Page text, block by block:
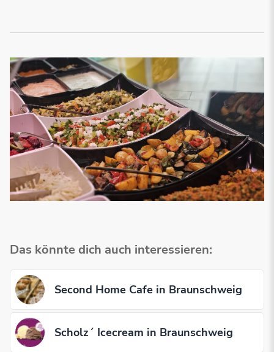
Das könnte dich auch interessieren:
Second Home Cafe in Braunschweig
Scholz´ Icecream in Braunschweig